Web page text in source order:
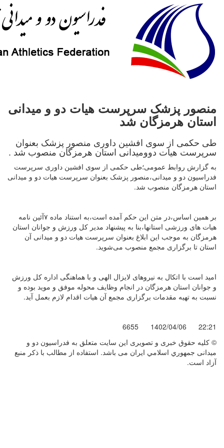
منصور پزشک سرپرست هیات دو و میدانی
استان هرمزگان شد
طی حکمی از سوی افشین داوری منصور پزشک بعنوان
سرپرست هیات دوومیدانی استان هرمزگان منصوب شد .
به گزارش روابط عمومی؛طی حکمی از سوی افشین داوری سرپرست
فدراسیون دو و میدانی،منصور پزشک بعنوان سرپرست هیات دو و میدانی
استان هرمزگان منصوب شد.
بر همین اساس،در متن این حکم آمده است،به استناد ماده ۷آئین نامه
هیات های ورزشی استانها،بنا به پیشنهاد مدیر کل ورزش و جوانان استان
هرمزگان به موجب این ابلاغ بعنوان سرپرست هیات دو و میدانی آن
استان تا برگزاری مجمع منصوب می‌شوید.
امید است با اتکال به نیروهای لایزال الهی و با هماهنگی اداره کل ورزش
و جوانان استان هرمزگان در انجام وظایف محوله موفق و موید بوده و
نسبت به تهیه مقدمات برگزاری مجمع آن هیات اقدام لازم بعمل آید.
22:21
1402/04/06
6655
© کليه حقوق خبری و تصويری اين سايت متعلق به فدراسيون دو و
میدانی جمهوري اسلامي ايران می باشد. استفاده از مطالب با ذكر منبع
آزاد است.